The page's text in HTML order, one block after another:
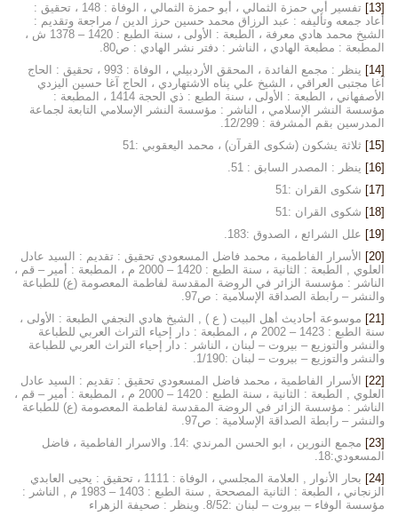
[13]
تفسير أبي حمزة الثمالي ، أبو حمزة الثمالي ، الوفاة : 148 ، تحقيق :
أعاد جمعه وتأليفه : عبد الرزاق محمد حسين حرز الدين / مراجعة وتقديم :
الشيخ محمد هادي معرفة ، الطبعة : الأولى ، سنة الطبع : 1420 – 1378 ش ،
المطبعة : مطبعة الهادي ، الناشر : دفتر نشر الهادي : ص80.
[14]
ينظر : مجمع الفائدة ، المحقق الأردبيلي ، الوفاة : 993 ، تحقيق : الحاج
آغا مجتبى العراقي ، الشيخ علي پناه الاشتهاردي ، الحاج آغا حسين اليزدي
الأصفهاني ، الطبعة : الأولى ، سنة الطبع : ذي الحجة 1414 ، المطبعة :
مؤسسة النشر الإسلامي ، الناشر : مؤسسة النشر الإسلامي التابعة لجماعة
المدرسين بقم المشرفة : 12/299.
[15]
ثلاثة يشكون (شكوى القرآن) ، محمد اليعقوبي :51
[16]
ينظر : المصدر السابق : 51.
[17]
شكوى القران :51
[18]
شكوى القران :51
[19]
علل الشرائع ، الصدوق :183.
[20]
الأسرار الفاطمية ، محمد فاضل المسعودي تحقيق : تقديم : السيد عادل
العلوي , الطبعة : الثانية ، سنة الطبع : 1420 – 2000 م ، المطبعة : أمير – قم ،
الناشر : مؤسسة الزائر في الروضة المقدسة لفاطمة المعصومة (ع) للطباعة
والنشر – رابطة الصداقة الإسلامية : ص97.
[21]
موسوعة أحاديث أهل البيت ( ع ) , الشيخ هادي النجفي الطبعة : الأولى ،
سنة الطبع : 1423 – 2002 م ، المطبعة : دار إحياء التراث العربي للطباعة
والنشر والتوزيع – بيروت – لبنان ، الناشر : دار إحياء التراث العربي للطباعة
والنشر والتوزيع – بيروت – لبنان :1/190.
[22]
الأسرار الفاطمية ، محمد فاضل المسعودي تحقيق : تقديم : السيد عادل
العلوي , الطبعة : الثانية ، سنة الطبع : 1420 – 2000 م ، المطبعة : أمير – قم ،
الناشر : مؤسسة الزائر في الروضة المقدسة لفاطمة المعصومة (ع) للطباعة
والنشر – رابطة الصداقة الإسلامية : ص97.
[23]
مجمع النورين ، ابو الحسن المرندي :14. والاسرار الفاطمية ، فاضل
المسعودي:18.
[24]
بحار الأنوار , العلامة المجلسي ، الوفاة : 1111 ، تحقيق : يحيى العابدي
الزنجاني ، الطبعة : الثانية المصححة , سنة الطبع : 1403 – 1983 م , الناشر :
مؤسسة الوفاء – بيروت – لبنان :8/52. وينظر : صحيفة الزهراء